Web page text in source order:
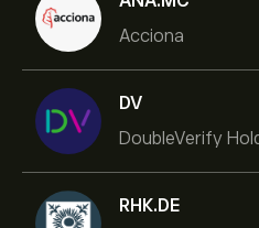
Acciona
DV
DoubleVerify
RHK.DE